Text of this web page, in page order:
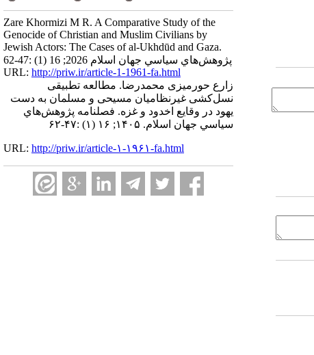
Zare Khormizi M R. A Comparative Study of the
Genocide of Christian and Muslim Civilians by
Jewish Actors: The Cases of al-Ukhdūd and Gaza.
پژوهش‌هاي سياسي جهان اسلام 2026; 16 (1) :47-62
URL: http://priw.ir/article-1-1961-fa.html
زارع حورمیزی محمدرضا. مطالعه تطبیقی
نسل‌کشی غیرنظامیان مسیحی و مسلمان به دست
یهود در وقایع اخدود و غزه. فصلنامه پژوهش‌هاي
سياسي جهان اسلام. ۱۴۰۵; ۱۶ (۱) :۴۷-۶۲
URL: http://priw.ir/article-۱-۱۹۶۱-fa.html